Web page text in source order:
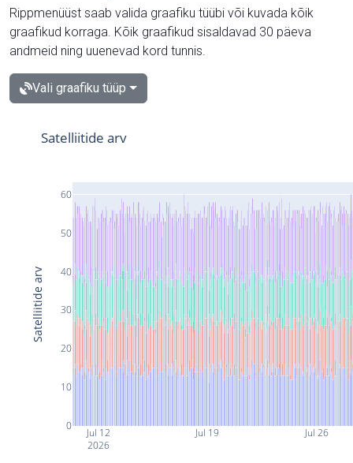
Rippmenüüst saab valida graafiku tüübi või kuvada kõik
graafikud korraga. Kõik graafikud sisaldavad 30 päeva
andmeid ning uuenevad kord tunnis.
Vali graafiku tüüp
Jul 12
2026
Jul 19 Jul 26
0
10
20
30
40
50
60
Satelliitide arv
Satelliitide arv